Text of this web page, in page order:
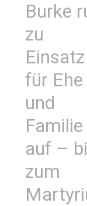
Burke
zu
Einsatz
für Ehe
und
Familie
auf –
zum